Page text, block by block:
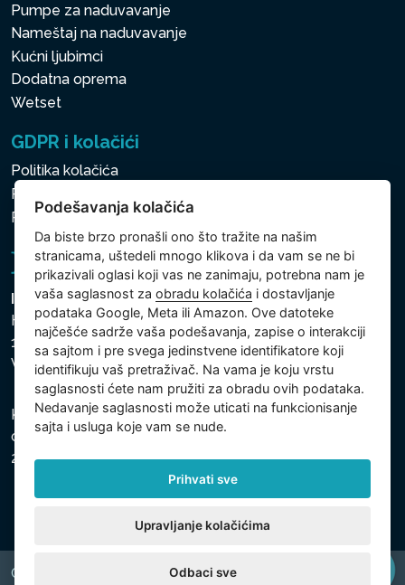
Pumpe za naduvavanje
Nameštaj na naduvavanje
Kućni ljubimci
Dodatna oprema
Wetset
GDPR i kolačići
Politika kolačića
Politika zaštite ličnih i drugih obrađivanih podataka
Politika kolačića
Intex Trading, s.r.o.
Hradecká 2526/3
130 00 Praha 3
Vinohrady - Česká republika
Kompanija je registrovana u Opštinskom sudu u Pragu,
odeljak C, uložak 74759, Identifikacioni broj kompanije:
26150808, Poreski identifikacioni broj: CZ26150808.
Copyright © 2026 INTEX TRADING s.r.o. All rights reserved.
Podešavanja kolačića
Da biste brzo pronašli ono što tražite na našim
stranicama, uštedeli mnogo klikova i da vam se ne bi
prikazivali oglasi koji vas ne zanimaju, potrebna nam je
vaša saglasnost zaobradu kolačića i dostavljanje
podataka Google, Meta ili Amazon. Ove datoteke
najčešće sadrže vaša podešavanja, zapise o interakciji
sa sajtom i pre svega jedinstvene identifikatore koji
identifikuju vaš pretraživač. Na vama je koju vrstu
saglasnosti ćete nam pružiti za obradu ovih podataka.
Nedavanje saglasnosti može uticati na funkcionisanje
sajta i usluga koje vam se nude.
Prihvati sve
Upravljanje kolačićima
Odbaci sve